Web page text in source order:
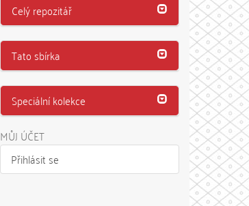
Celý repozitář
Tato sbírka
Speciální kolekce
MŮJ ÚČET
Přihlásit se